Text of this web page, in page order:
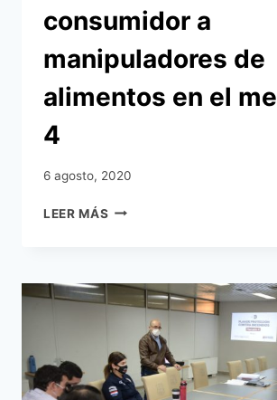
consumidor a
manipuladores de
alimentos en el
4
6 agosto, 2020
LEER MÁS CHARLA
DE
BUENAS
PRÁCTICAS
IMPARTIDAS
POR